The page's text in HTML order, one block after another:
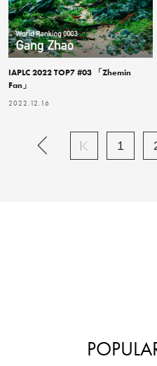
IAPLC 2022 TOP7 #03 「Zhemin
Fan」
2022.12.16
1